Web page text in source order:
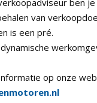
ben
van
is een pré.
op onze